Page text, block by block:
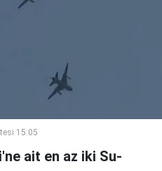
15:05
ait en az iki Su-